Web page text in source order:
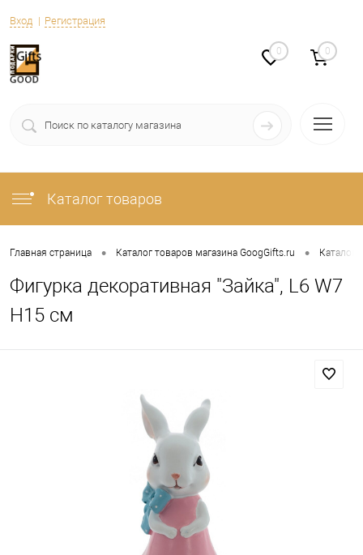
Вход Регистрация
0 0
Каталог товаров
Главная страница • Каталог товаров магазина GoogGifts.ru • Каталог
Фигурка декоративная "Зайка", L6 W7
H15 см